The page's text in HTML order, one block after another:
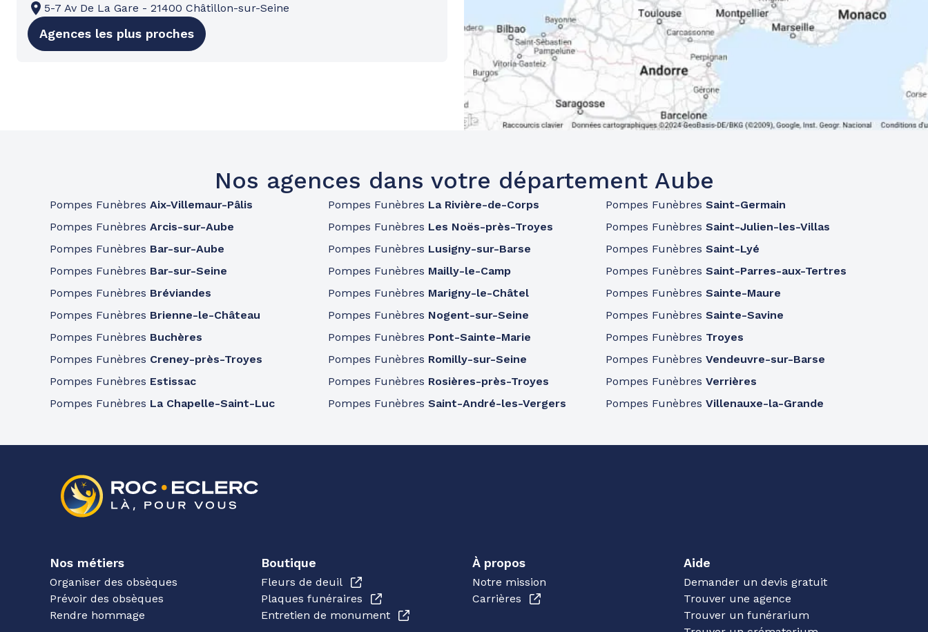
5-7 Av De La Gare - 21400 Châtillon-sur-Seine
Agences les plus proches
Nos agences dans votre département Aube
Pompes Funèbres Aix-Villemaur-Pâlis
Pompes Funèbres Arcis-sur-Aube
Pompes Funèbres Bar-sur-Aube
Pompes Funèbres Bar-sur-Seine
Pompes Funèbres Bréviandes
Pompes Funèbres Brienne-le-Château
Pompes Funèbres Buchères
Pompes Funèbres Creney-près-Troyes
Pompes Funèbres Estissac
Pompes Funèbres La Chapelle-Saint-Luc
Pompes Funèbres La Rivière-de-Corps
Pompes Funèbres Les Noës-près-Troyes
Pompes Funèbres Lusigny-sur-Barse
Pompes Funèbres Mailly-le-Camp
Pompes Funèbres Marigny-le-Châtel
Pompes Funèbres Nogent-sur-Seine
Pompes Funèbres Pont-Sainte-Marie
Pompes Funèbres Romilly-sur-Seine
Pompes Funèbres Rosières-près-Troyes
Pompes Funèbres Saint-André-les-Vergers
Pompes FunèbresSaint-Germain
Pompes FunèbresSaint-Julien-les-Villas
Pompes FunèbresSaint-Lyé
Pompes FunèbresSaint-Parres-aux-Tertres
Pompes FunèbresSainte-Maure
Pompes FunèbresSainte-Savine
Pompes Funèbres Troyes
Pompes FunèbresVendeuvre-sur-Barse
Pompes FunèbresVerrières
Pompes FunèbresVillenauxe-la-Grande
Nos métiers
Organiser des obsèques
Prévoir des obsèques
Rendre hommage
Boutique
Fleurs de deuil
Plaques funéraires
Entretien de monument
À propos
Notre mission
Carrières
Aide
Demander un devis gratuit
Trouver une agence
Trouver un funérarium